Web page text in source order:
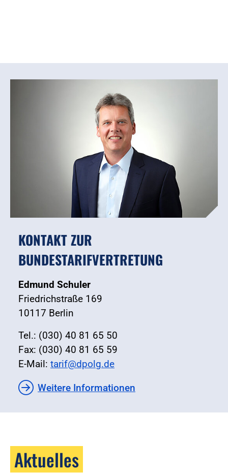
KONTAKT ZUR
BUNDESTARIFVERTRETUNG
Edmund Schuler
Friedrichstraße 169
10117 Berlin
Tel.: (030) 40 81 65 50
Fax: (030) 40 81 65 59
E-Mail: tarif@dpolg.de
Weitere Informationen
Aktuelles